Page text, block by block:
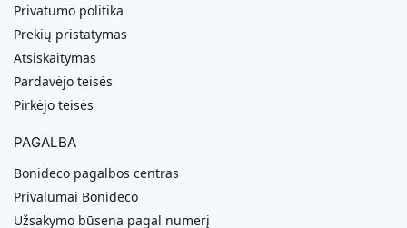
Privatumo politika
Prekių pristatymas
Atsiskaitymas
Pardavėjo teisės
Pirkėjo teisės
PAGALBA
Bonideco pagalbos centras
Privalumai Bonideco
Užsakymo būsena pagal numerį